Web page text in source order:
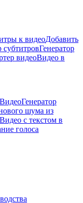
к видеоДобавить
субтитровГенератор
видеоВидео в
Генератор
шума из
Видео с текстом в
голоса